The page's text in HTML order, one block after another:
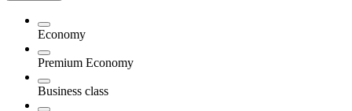
Economy
Premium Economy
Business class